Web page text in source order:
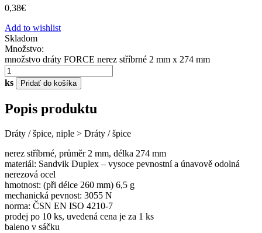
0,38€
Add to wishlist
Skladom
Množstvo:
množstvo dráty FORCE nerez stříbrné 2 mm x 274 mm
ks Pridať do košíka
Popis produktu
Dráty / špice, niple > Dráty / špice
nerez stříbrné, průměr 2 mm, délka 274 mm
materiál: Sandvik Duplex – vysoce pevnostní a únavově odolná
nerezová ocel
hmotnost: (při délce 260 mm) 6,5 g
mechanická pevnost: 3055 N
norma: ČSN EN ISO 4210-7
prodej po 10 ks, uvedená cena je za 1 ks
baleno v sáčku